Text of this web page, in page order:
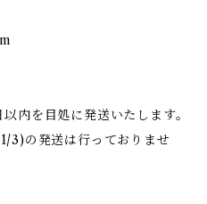
内を目処に発送いたします。
3)の発送は行っておりませ